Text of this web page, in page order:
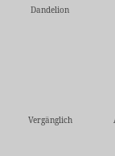
Dandelion
Vergänglich